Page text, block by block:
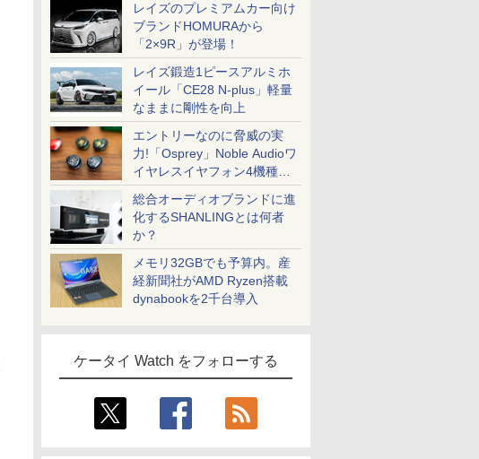
レイズのプレミアムカー向け
ブランドHOMURAから
「2×9R」が登場！
レイズ鍛造1ピースアルミホ
イール「CE28 N-plus」軽量
なままに剛性を向上
エントリーなのに脅威の実
力!「Osprey」Noble Audioワ
イヤレスイヤフォン4機種を
一気に聴く
総合オーディオブランドに進
化するSHANLINGとは何者
か？
メモリ32GBでも予算内。産
経新聞社がAMD Ryzen搭載
dynabookを2千台導入
ケータイ Watch をフォローする